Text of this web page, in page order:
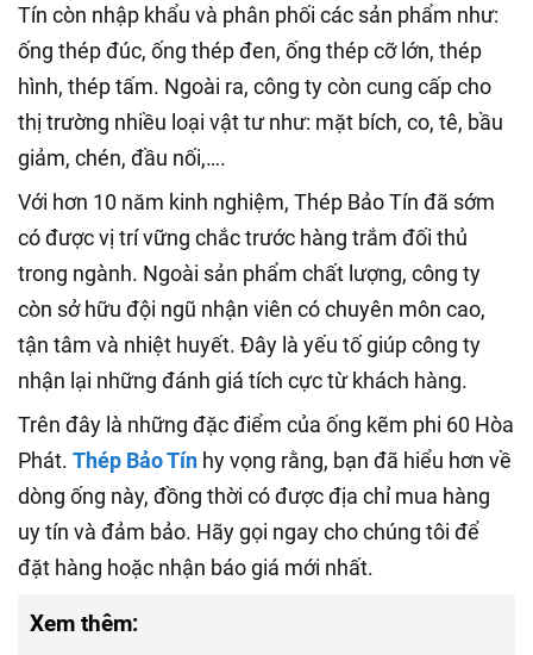
Tín còn nhập khẩu và phân phối các sản phẩm như:
ống thép đúc, ống thép đen, ống thép cỡ lớn, thép
hình, thép tấm. Ngoài ra, công ty còn cung cấp cho
thị trường nhiều loại vật tư như: mặt bích, co, tê, bầu
giảm, chén, đầu nối,….
Với hơn 10 năm kinh nghiệm, Thép Bảo Tín đã sớm
có được vị trí vững chắc trước hàng trắm đối thủ
trong ngành. Ngoài sản phẩm chất lượng, công ty
còn sở hữu đội ngũ nhận viên có chuyên môn cao,
tận tâm và nhiệt huyết. Đây là yếu tố giúp công ty
nhận lại những đánh giá tích cực từ khách hàng.
Trên đây là những đặc điểm của ống kẽm phi 60 Hòa
Phát. Thép Bảo Tín hy vọng rằng, bạn đã hiểu hơn về
dòng ống này, đồng thời có được địa chỉ mua hàng
uy tín và đảm bảo. Hãy gọi ngay cho chúng tôi để
đặt hàng hoặc nhận báo giá mới nhất.
Xem thêm: